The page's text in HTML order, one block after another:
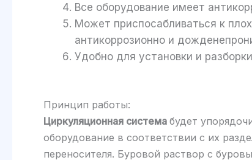
Все оборудование имеет
Может приспосабливаться к
антикоррозионно и
Удобно для установки и
Принцип работы:
Циркуляционная система будет
оборудование в соответствии с их
переносителя. Буровой раствор с